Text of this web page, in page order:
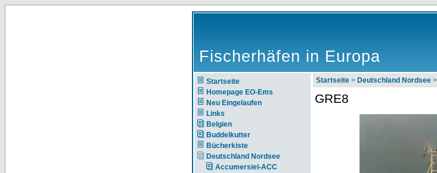
Fischerhäfen in Europa
Startseite
Homepage EO-Ems
Neu Eingelaufen
Links
Belgien
Buddelkutter
Bücherkiste
Deutschland Nordsee
Accumersiel-ACC
Startseite > Deutschland Nordsee >
GRE8